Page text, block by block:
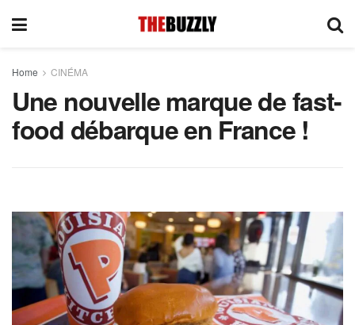
Home CINÉMA
Une nouvelle marque de fast-
food débarque en France !